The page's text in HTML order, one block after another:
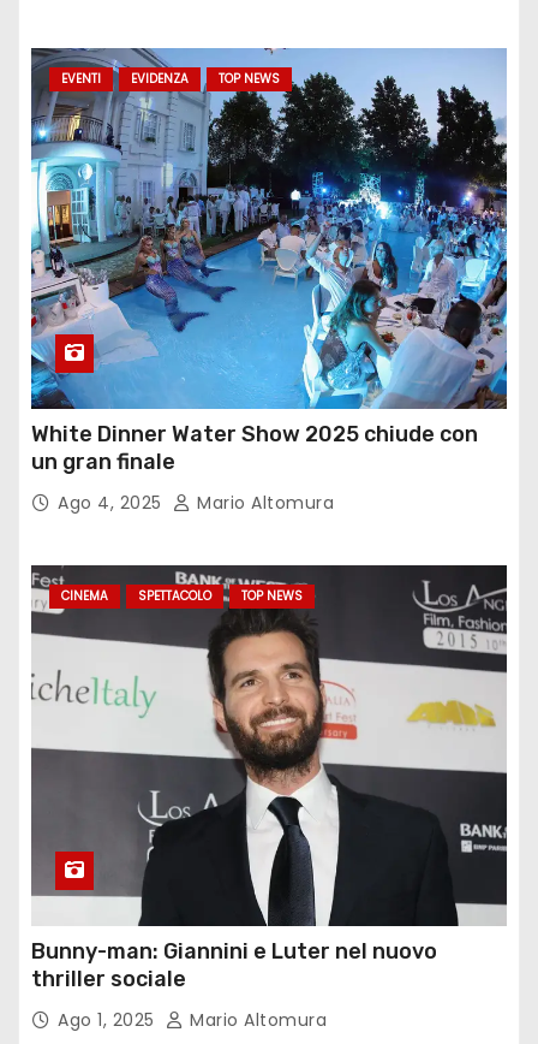
EVENTI EVIDENZA TOP NEWS
White Dinner Water Show 2025 chiude con
un gran finale
Ago 4, 2025 Mario Altomura
CINEMA SPETTACOLO TOP NEWS
Bunny-man: Giannini e Luter nel nuovo
thriller sociale
Ago 1, 2025 Mario Altomura